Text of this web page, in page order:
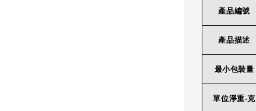
產品編號
產品描述
最小包裝量
單位淨重-克